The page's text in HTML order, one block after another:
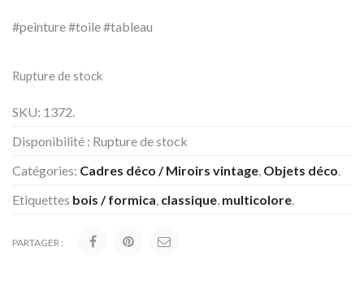
#peinture #toile #tableau
Rupture de stock
SKU: 1372
Disponibilité : Rupture de stock
Catégories: Cadres déco / Miroirs vintage Objets déco
Etiquettes bois / formica classique multicolore
PARTAGER :